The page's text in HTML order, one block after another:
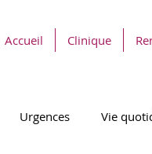
Accueil Clinique
Urgences Vie